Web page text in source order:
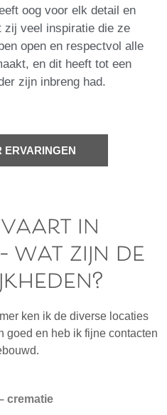
oog voor elk detail en
zij veel inspiratie die ze
open en respectvol alle
en dit heeft tot een
zijn inbreng had.
ERVARINGEN
in
wat zijn de
ken ik de diverse locaties
goed en heb ik fijne contacten
crematie